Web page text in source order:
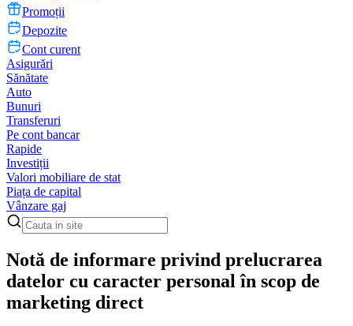
Promoții
Depozite
Cont curent
Asigurări
Sănătate
Auto
Bunuri
Transferuri
Pe cont bancar
Rapide
Investiții
Valori mobiliare de stat
Piața de capital
Vânzare gaj
Notă de informare privind prelucrarea
datelor cu caracter personal în scop de
marketing direct